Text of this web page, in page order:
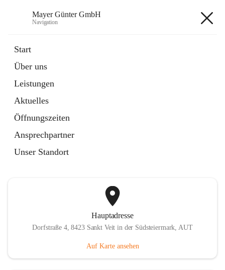
Mayer Günter GmbH
Navigation
Start
Über uns
Leistungen
Aktuelles
Öffnungszeiten
Ansprechpartner
Unser Standort
Artikel
in
Tab
TRANSPORTE
Artikel
öffnet
in
neuem
Tab
Hauptadresse
Dorfstraße 4, 8423 Sankt Veit in der Südsteiermark, AUT
Auf Karte ansehen